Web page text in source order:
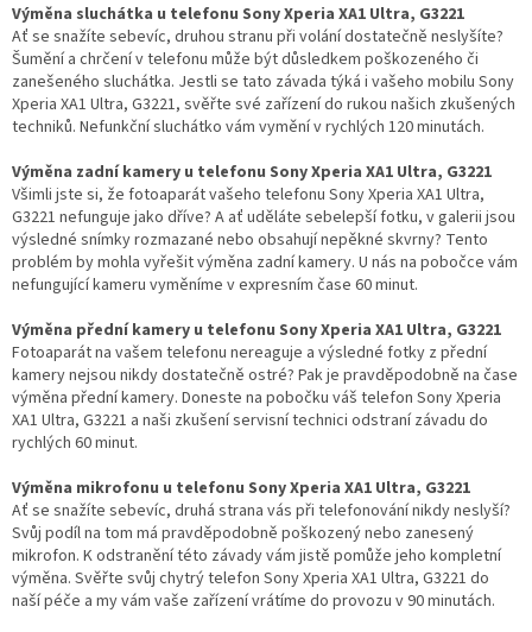
Výměna sluchátka u telefonu Sony Xperia XA1 Ultra, G3221
Ať se snažíte sebevíc, druhou stranu při volání dostatečně neslyšíte?
Šumění a chrčení v telefonu může být důsledkem poškozeného či
zanešeného sluchátka. Jestli se tato závada týká i vašeho mobilu Sony
Xperia XA1 Ultra, G3221, svěřte své zařízení do rukou našich zkušených
techniků. Nefunkční sluchátko vám vymění v rychlých 120 minutách.
Výměna zadní kamery u telefonu Sony Xperia XA1 Ultra, G3221
Všimli jste si, že fotoaparát vašeho telefonu Sony Xperia XA1 Ultra,
G3221 nefunguje jako dříve? A ať uděláte sebelepší fotku, v galerii jsou
výsledné snímky rozmazané nebo obsahují nepěkné skvrny? Tento
problém by mohla vyřešit výměna zadní kamery. U nás na pobočce vám
nefungující kameru vyměníme v expresním čase 60 minut.
Výměna přední kamery u telefonu Sony Xperia XA1 Ultra, G3221
Fotoaparát na vašem telefonu nereaguje a výsledné fotky z přední
kamery nejsou nikdy dostatečně ostré? Pak je pravděpodobně na čase
výměna přední kamery. Doneste na pobočku váš telefon Sony Xperia
XA1 Ultra, G3221 a naši zkušení servisní technici odstraní závadu do
rychlých 60 minut.
Výměna mikrofonu u telefonu Sony Xperia XA1 Ultra, G3221
Ať se snažíte sebevíc, druhá strana vás při telefonování nikdy neslyší?
Svůj podíl na tom má pravděpodobně poškozený nebo zanesený
mikrofon. K odstranění této závady vám jistě pomůže jeho kompletní
výměna. Svěřte svůj chytrý telefon Sony Xperia XA1 Ultra, G3221 do
naší péče a my vám vaše zařízení vrátíme do provozu v 90 minutách.